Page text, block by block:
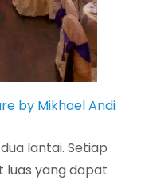
by Mikhael Andi
lantai. Setiap
luas yang dapat